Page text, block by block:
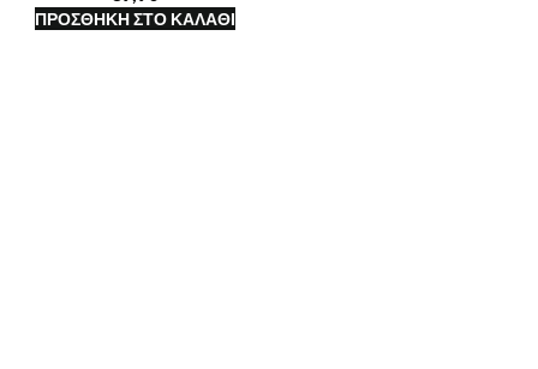
ΠΡΟΣΘΉΚΗ ΣΤΟ ΚΑΛΆΘΙ